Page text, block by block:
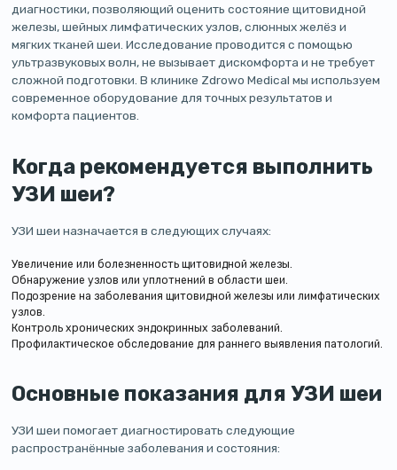
диагностики, позволяющий оценить состояние щитовидной
железы, шейных лимфатических узлов, слюнных желёз и
мягких тканей шеи. Исследование проводится с помощью
ультразвуковых волн, не вызывает дискомфорта и не требует
сложной подготовки. В клинике Zdrowo Medical мы используем
современное оборудование для точных результатов и
комфорта пациентов.
Когда рекомендуется выполнить
УЗИ шеи?
УЗИ шеи назначается в следующих случаях:
Увеличение или болезненность щитовидной железы.
Обнаружение узлов или уплотнений в области шеи.
Подозрение на заболевания щитовидной железы или лимфатических
узлов.
Контроль хронических эндокринных заболеваний.
Профилактическое обследование для раннего выявления патологий.
Основные показания для УЗИ шеи
УЗИ шеи помогает диагностировать следующие
распространённые заболевания и состояния: